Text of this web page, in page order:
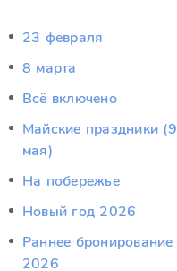
23 февраля
8 марта
Всё включено
Майские праздники (9
мая)
На побережье
Новый год 2026
Раннее бронирование
2026